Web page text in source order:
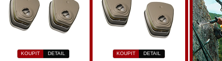
KOUPIT DETAIL KOUPIT DETAIL